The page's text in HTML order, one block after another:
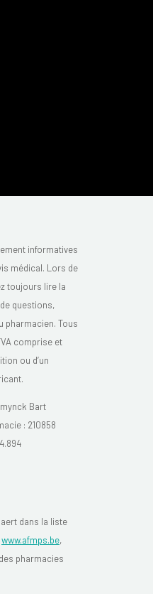
informatives
médical. Lors de
toujours lire la
questions,
pharmacien. Tous
comprise et
ou d’un
Bart
: 210858
dans la liste
www.afmps.be,
pharmacies